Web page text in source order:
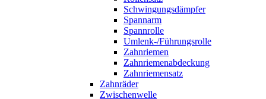
Schwingungsdämpfer
Spannarm
Spannrolle
Umlenk-/Führungsrolle
Zahnriemen
Zahnriemenabdeckung
Zahnriemensatz
Zahnräder
Zwischenwelle